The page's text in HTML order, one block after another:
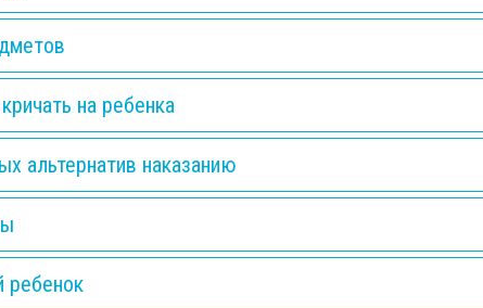
на ребенка
альтернатив наказанию
ребенок